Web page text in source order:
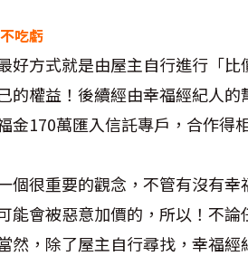
吃虧
好方式就是由屋主自行進行「
的權益！後續經由幸福經紀人
金170萬匯入信託專戶，合作得
個很重要的觀念，不管有沒有
能會被惡意加價的，所以！不
然，除了屋主自行尋找，幸福